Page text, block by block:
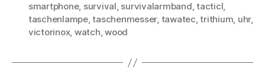
smartphone, survival, survivalarmband,tacticl,
taschenlampe,taschenmesser, tawatec,trithium, uhr,
victorinox, watch,wood